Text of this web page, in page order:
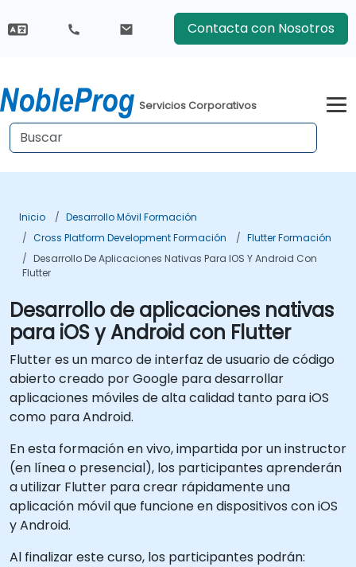
Contacta con Nosotros
Servicios Corporativos
Inicio
Desarrollo Móvil Formación
Cross Platform Development Formación
Flutter Formación
Desarrollo De Aplicaciones Nativas Para IOS Y Android Con
Flutter
Desarrollo de aplicaciones nativas
para iOS y Android con Flutter
Flutter es un marco de interfaz de usuario de código
abierto creado por Google para desarrollar
aplicaciones móviles de alta calidad tanto para iOS
como para Android.
En esta formación en vivo, impartida por un instructor
(en línea o presencial), los participantes aprenderán
a utilizar Flutter para crear rápidamente una
aplicación móvil que funcione en dispositivos con iOS
y Android.
Al finalizar este curso, los participantes podrán: